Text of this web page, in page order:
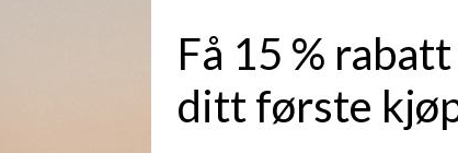
Få 15 %
ditt første